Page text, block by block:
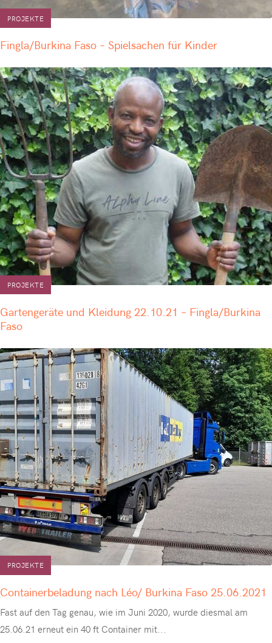
PROJEKTE
Fingla/Burkina Faso – Spielsachen für Kinder
PROJEKTE
Gartengeräte und Kleidung 22.10.21 – Fingla/Burkina
Faso
PROJEKTE
Containerbeladung nach Léo/ Burkina Faso 25.06.2021
Fast auf den Tag genau, wie im Juni 2020, wurde diesmal am
25.06.21 erneut ein 40 ft Container mit